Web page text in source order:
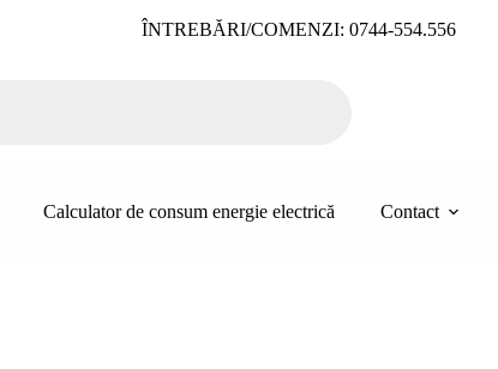
ÎNTREBĂRI/COMENZI: 0744-554.556
Calculator de consum energie electrică Contact